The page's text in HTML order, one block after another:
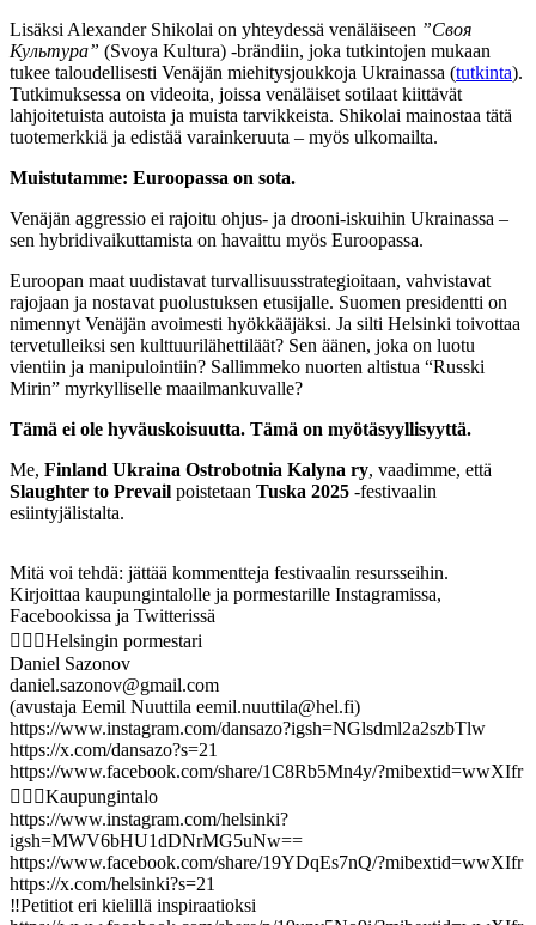
Lisäksi Alexander Shikolai on yhteydessä venäläiseen ”Своя
Культура” (Svoya Kultura) -brändiin, joka tutkintojen mukaan
tukee taloudellisesti Venäjän miehitysjoukkoja Ukrainassa (tutkinta).
Tutkimuksessa on videoita, joissa venäläiset sotilaat kiittävät
lahjoitetuista autoista ja muista tarvikkeista. Shikolai mainostaa tätä
tuotemerkkiä ja edistää varainkeruuta – myös ulkomailta.
Muistutamme: Euroopassa on sota.
Venäjän aggressio ei rajoitu ohjus- ja drooni-iskuihin Ukrainassa –
sen hybridivaikuttamista on havaittu myös Euroopassa.
Euroopan maat uudistavat turvallisuusstrategioitaan, vahvistavat
rajojaan ja nostavat puolustuksen etusijalle. Suomen presidentti on
nimennyt Venäjän avoimesti hyökkääjäksi. Ja silti Helsinki toivottaa
tervetulleiksi sen kulttuurilähettiläät? Sen äänen, joka on luotu
vientiin ja manipulointiin? Sallimmeko nuorten altistua “Russki
Mirin” myrkylliselle maailmankuvalle?
Tämä ei ole hyväuskoisuutta. Tämä on myötäsyyllisyyttä.
Me, Finland Ukraina Ostrobotnia Kalyna ry, vaadimme, että
Slaughter to Prevail poistetaan Tuska 2025 -festivaalin
esiintyjälistalta.
Mitä voi tehdä: jättää kommentteja festivaalin resursseihin.
Kirjoittaa kaupungintalolle ja pormestarille Instagramissa,
Facebookissa ja Twitterissä
🧚🏻‍♀️Helsingin pormestari
Daniel Sazonov
daniel.sazonov@gmail.com
(avustaja Eemil Nuuttila eemil.nuuttila@hel.fi)
https://www.instagram.com/dansazo?igsh=NGlsdml2a2szbTlw
https://x.com/dansazo?s=21
https://www.facebook.com/share/1C8Rb5Mn4y/?mibextid=wwXIfr
🧚🏻‍♀️Kaupungintalo
https://www.instagram.com/helsinki?
igsh=MWV6bHU1dDNrMG5uNw==
https://www.facebook.com/share/19YDqEs7nQ/?mibextid=wwXIfr
https://x.com/helsinki?s=21
‼️Petitiot eri kielillä inspiraatioksi